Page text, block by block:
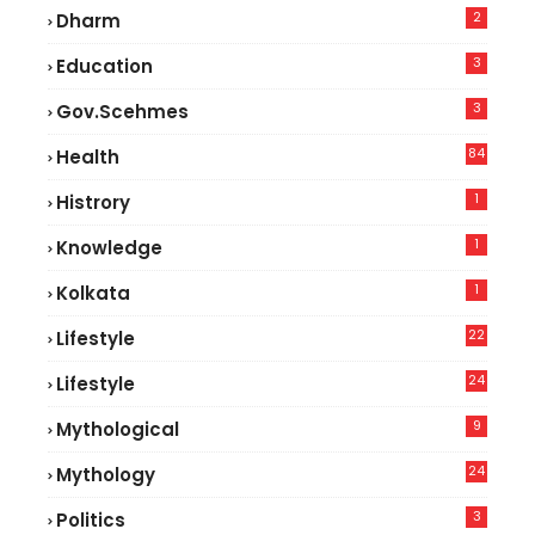
Dharm 2
Education 3
Gov.scehmes 3
Health
84
Histrory 1
Knowledge 1
Kolkata 1
Lifestyle
22
Lifestyle
24
Mythological 9
Mythology 24
Politics 3